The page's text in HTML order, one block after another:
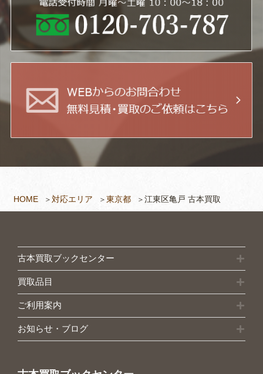
HOME 対応エリア 東京都 江東区亀戸 古本買取
古本買取ブックセンター
買取品目
ご利用案内
お知らせ・ブログ